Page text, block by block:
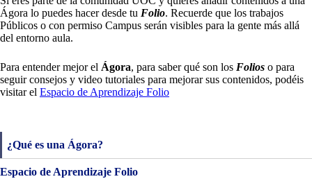
Ágora lo puedes hacer desde tu Folio. Recuerde que los trabajos
Públicos o con permiso Campus serán visibles para la gente más allá
del entorno aula.
Para entender mejor el Ágora, para saber qué son los Folios o para
seguir consejos y video tutoriales para mejorar sus contenidos, podéis
visitar el Espacio de Aprendizaje Folio
¿Qué es una Ágora?
Espacio de Aprendizaje Folio